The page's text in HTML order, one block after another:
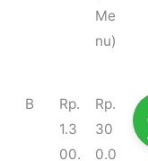
Me
nu)
B
Rp.
1.3
00.
Rp.
30
0.0